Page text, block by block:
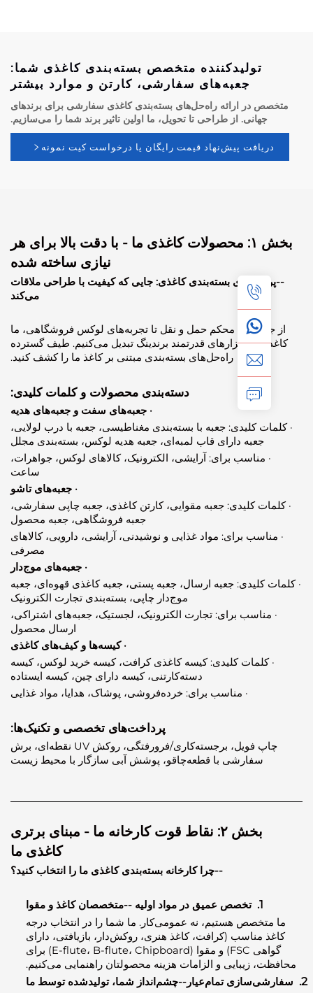
تولیدکننده متخصص بسته‌بندی کاغذی شما:
جعبه‌های سفارشی، کارتن و موارد بیشتر
در ارائه راه‌حل‌های بسته‌بندی کاغذی سفارشی برای برندهای
جهانی. از طراحی تا تحویل، ما اولین تاثیر برند شما را می‌سازیم.
دریافت پیش‌نهاد قیمت رایگان یا درخواست کیت نمونه
بخش ۱: محصولات کاغذی ما - با دقت بالا برای هر
نیازی ساخته شده
بسته‌بندی کاغذی: جایی که کیفیت با طراحی ملاقات
جعبه‌های محکم حمل و نقل تا تجربه‌های لوکس فروشگاهی، ما
را به ابزارهای قدرتمند برندینگ تبدیل می‌کنیم. طیف گسترده
راه‌حل‌های بسته‌بندی مبتنی بر کاغذ ما را کشف کنید.
دسته‌بندی محصولات و کلمات کلیدی:
· جعبه‌های سفت و جعبه‌های هدیه
کلیدی: جعبه با بسته‌بندی مغناطیسی، جعبه با درب لولایی،
جعبه دارای قاب لمبه‌ای، جعبه هدیه لوکس، بسته‌بندی مجلل
· مناسب برای: آرایشی، الکترونیک، کالاهای لوکس، جواهرات،
· جعبه‌های تاشو
کلیدی: جعبه مقوایی، کارتن کاغذی، جعبه چاپی سفارشی،
جعبه فروشگاهی، جعبه محصول
برای: مواد غذایی و نوشیدنی، آرایشی، دارویی، کالاهای
· جعبه‌های موج‌دار
کلیدی: جعبه ارسال، جعبه پستی، جعبه کاغذی قهوه‌ای، جعبه
موج‌دار چاپی، بسته‌بندی تجارت الکترونیک
مناسب برای: تجارت الکترونیک، لجستیک، جعبه‌های اشتراکی،
ارسال محصول
· کیسه‌ها و کیف‌های کاغذی
· کلمات کلیدی: کیسه کاغذی کرافت، کیسه خرید لوکس، کیسه
دسته‌کارتنی، کیسه دارای چین، کیسه ایستاده
· مناسب برای: خرده‌فروشی، پوشاک، هدایا، مواد غذایی
پرداخت‌های تخصصی و تکنیک‌ها:
چاپ فویل، برجسته‌کاری/فرورفتگی، روکش UV نقطه‌ای، برش
سفارشی با قطعه‌چاقو، پوشش آبی سازگار با محیط زیست
بخش ۲: نقاط قوت کارخانه ما - مبنای برتری
کاغذی ما
--چرا کارخانه بسته‌بندی کاغذی ما را انتخاب کنید؟
تخصص عمیق در مواد اولیه--متخصصان کاغذ و مقوا
متخصص هستیم، نه عمومی‌کار. ما شما را در انتخاب درجه
مناسب (کرافت، کاغذ هنری، روکش‌دار، بازیافتی، دارای
گواهی FSC) و مقوا (E-flute، B-flute، Chipboard) برای
زیبایی و الزامات هزینه محصولتان راهنمایی می‌کنیم.
تمام‌عیار--چشم‌انداز شما، تولیدشده توسط ما